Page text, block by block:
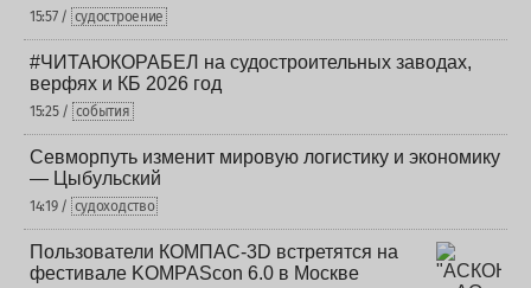
15:57 / судостроение
#ЧИТАЮКОРАБЕЛ на судостроительных заводах,
верфях и КБ 2026 год
15:25 / события
Севморпуть изменит мировую логистику и экономику
— Цыбульский
14:19 / судоходство
Пользователи КОМПАС-3D встретятся на
фестивале KOMPAScon 6.0 в Москве